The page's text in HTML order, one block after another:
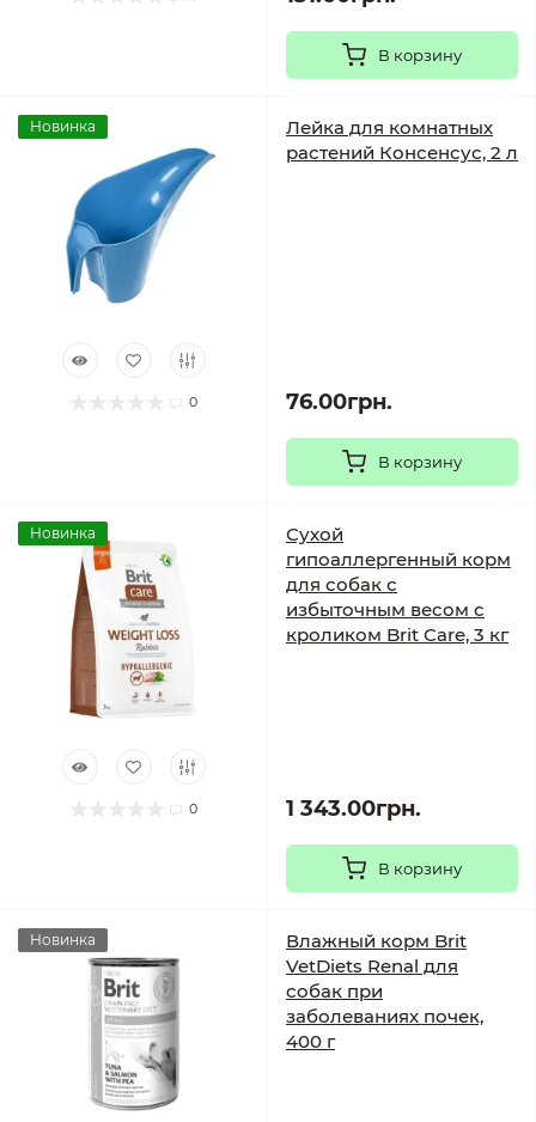
В корзину
Новинка
0
Лейка для комнатных
растений Консенсус, 2 л
76.00грн.
В корзину
Новинка
0
Сухой
гипоаллергенный корм
для собак с
избыточным весом с
кроликом Brit Care, 3 кг
1 343.00грн.
В корзину
Новинка
Влажный корм Brit
VetDiets Renal для
собак при
заболеваниях почек,
400 г